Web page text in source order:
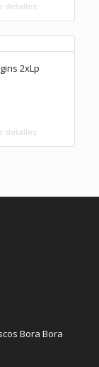
detalles
2xLp
detalles
Bora Bora